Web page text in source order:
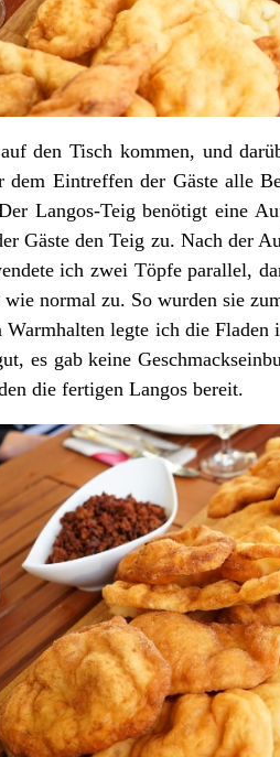
den Tisch kommen, und
dem Eintreffen der Gäste alle
Langos-Teig benötigt eine
Gäste den Teig zu. Nach der
ich zwei Töpfe parallel,
normal zu. So wurden sie
legte ich die
es gab keine
die fertigen Langos bereit.